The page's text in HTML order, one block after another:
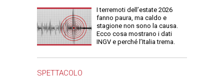
I terremoti dell’estate 2026
fanno paura, ma caldo e
stagione non sono la causa.
Ecco cosa mostrano i dati
INGV e perché l’Italia trema.
SPETTACOLO